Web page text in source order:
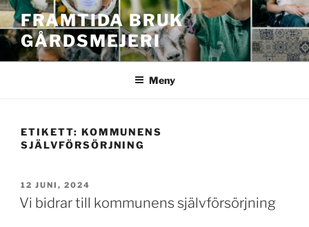
Hoppa
till
innehåll
FRAMTIDA BRUK
GÅRDSMEJERI
Meny
ETIKETT: KOMMUNENS
SJÄLVFÖRSÖRJNING
PUBLICERAT
12 JUNI, 2024
Vi bidrar till kommunens självförsörjning